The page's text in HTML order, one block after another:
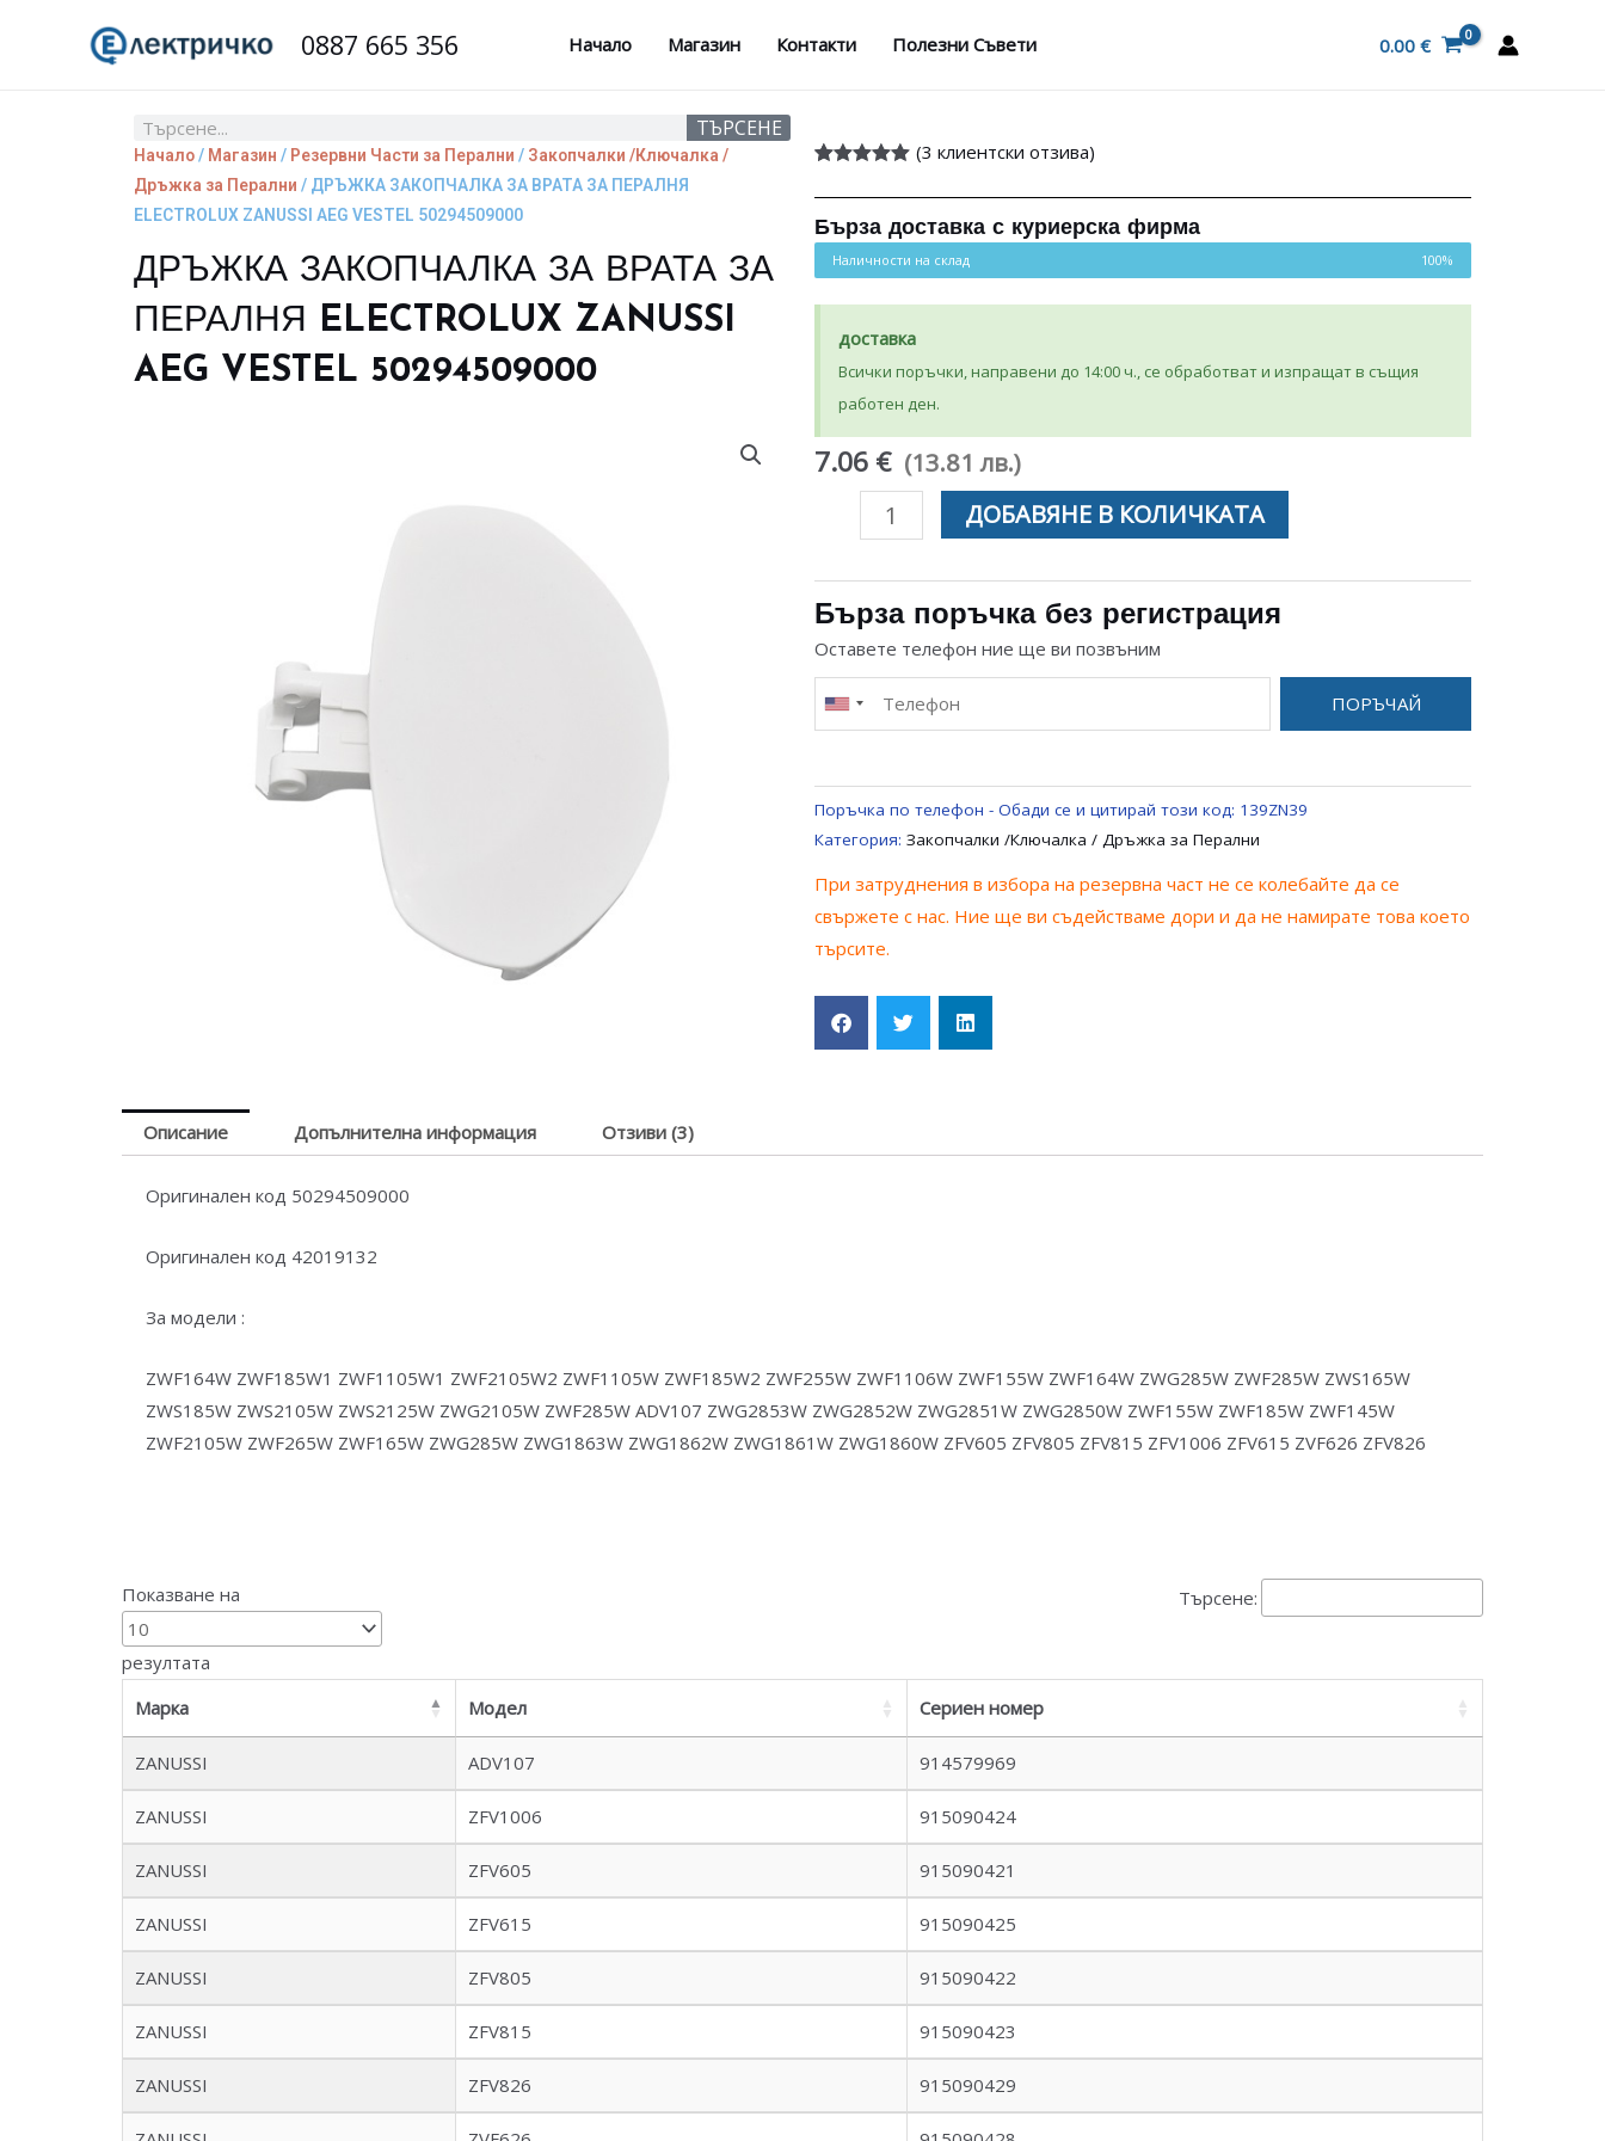
0887 665 356 Начало Магазин Контакти Полезни Съвети 0.00 €
Search ТЪРСЕНЕ
Начало/ Магазин / Резервни Части за Перални / Закопчалки /Ключалка /
Дръжка за Перални / ДРЪЖКА ЗАКОПЧАЛКА ЗА ВРАТА ЗА ПЕРАЛНЯ
ELECTROLUX ZANUSSI AEG VESTEL 50294509000
ДРЪЖКА ЗАКОПЧАЛКА ЗА ВРАТА ЗА
ПЕРАЛНЯ ELECTROLUX ZANUSSI
AEG VESTEL 50294509000
от 5,
потребителски
(3 клиентски отзива)
Бърза доставка с куриерска фирма
Наличности на склад 100%
доставка
Всички поръчки, направени до 14:00 ч., се обработват и изпращат в същия
работен ден.
7.06 € (13.81 лв.)
количество
ЗАКОПЧАЛКА
ЗА
ПЕРАЛНЯ
50294509000
ДОБАВЯНЕ В КОЛИЧКАТА
Бърза поръчка без регистрация
Оставете телефон ние ще ви позвъним
ПОРЪЧАЙ
Поръчка по телефон - Обади се и цитирай този код: 139ZN39
Категория: Закопчалки /Ключалка / Дръжка за Перални
При затруднения в избора на резервна част не се колебайте да се
свържете с нас. Ние ще ви съдействаме дори и да не намирате това което
търсите.
Описание Допълнителна информация Отзиви (3)
Оригинален код 50294509000
Оригинален код 42019132
За модели :
ZWF164W ZWF185W1 ZWF1105W1 ZWF2105W2 ZWF1105W ZWF185W2 ZWF255W ZWF1106W ZWF155W ZWF164W ZWG285W ZWF285W ZWS165W
ZWS185W ZWS2105W ZWS2125W ZWG2105W ZWF285W ADV107 ZWG2853W ZWG2852W ZWG2851W ZWG2850W ZWF155W ZWF185W ZWF145W
ZWF2105W ZWF265W ZWF165W ZWG285W ZWG1863W ZWG1862W ZWG1861W ZWG1860W ZFV605 ZFV805 ZFV815 ZFV1006 ZFV615 ZVF626 ZFV826
Показване на
резултата
Търсене:
Марка Модел Сериен номер
ZANUSSI ADV107 914579969
ZANUSSI ZFV1006 915090424
ZANUSSI ZFV605 915090421
ZANUSSI ZFV615 915090425
ZANUSSI ZFV805 915090422
ZANUSSI ZFV815 915090423
ZANUSSI ZFV826 915090429